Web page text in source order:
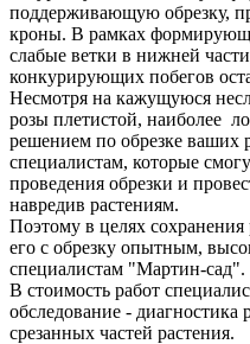
поддерживающую обрезку,
кроны. В рамках
слабые ветки в нижней
конкурирующих побегов
Несмотря на кажущуюся
розы плетистой, наиболее
решением по обрезке ваших
специалистам, которые
проведения обрезки и
навредив растениям.
Поэтому в целях сохранения
его с обрезку опытным,
специалистам "Мартин-сад".
В стоимость работ
обследование - диагностика
срезанных частей растения.